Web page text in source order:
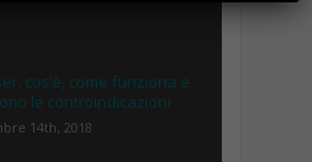
cos’è, come funziona e
le controindicazioni
14th, 2018